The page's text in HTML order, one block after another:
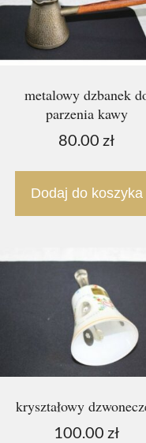
metalowy dzbanek
parzenia kawy
80.00 zł
Dodaj do koszyka
kryształowy
100.00 zł